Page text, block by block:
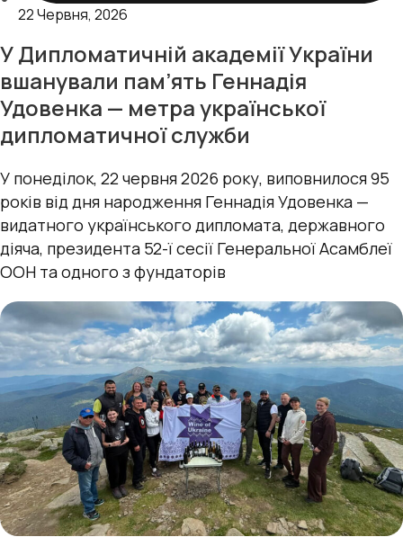
22 Червня, 2026
У Дипломатичній академії України
вшанували пам’ять Геннадія
Удовенка — метра української
дипломатичної служби
У понеділок, 22 червня 2026 року, виповнилося 95
років від дня народження Геннадія Удовенка —
видатного українського дипломата, державного
діяча, президента 52-ї сесії Генеральної Асамблеї
ООН та одного з фундаторів